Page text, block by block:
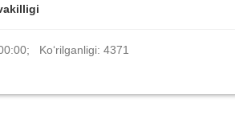
Ko‘rilganligi: 4371